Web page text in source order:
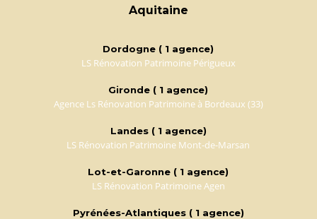
Aquitaine
Dordogne ( 1 agence)
LS Rénovation Patrimoine Périgueux
Gironde ( 1 agence)
Agence Ls Rénovation Patrimoine à Bordeaux (33)
Landes ( 1 agence)
LS Rénovation Patrimoine Mont-de-Marsan
Lot-et-Garonne ( 1 agence)
LS Rénovation Patrimoine Agen
Pyrénées-Atlantiques ( 1 agence)